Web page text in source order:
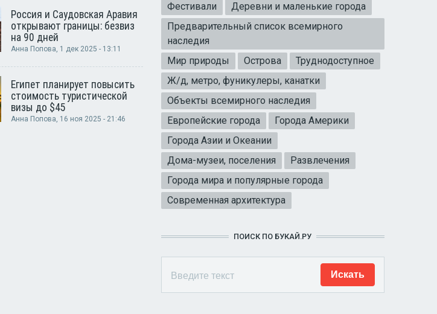
Россия и Саудовская Аравия
открывают границы: безвиз
на 90 дней
Анна Попова, 1 дек 2025 - 13:11
Египет планирует повысить
стоимость туристической
визы до $45
Анна Попова, 16 ноя 2025 - 21:46
Фестивали
Деревни и маленькие города
Предварительный список всемирного
наследия
Мир природы
Острова
Труднодоступное
Ж/д, метро, фуникулеры, канатки
Объекты всемирного наследия
Европейские города
Города Америки
Города Азии и Океании
Дома-музеи, поселения
Развлечения
Города мира и популярные города
Современная архитектура
ПОИСК ПО БУКАЙ.РУ